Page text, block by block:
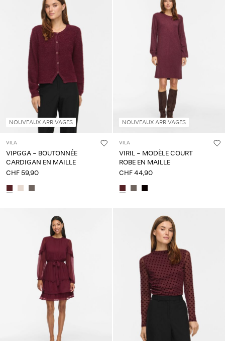
propos
Suisse
français
NOUVEAUX ARRIVAGES
VILA
VIPGGA - BOUTONNÉE
CARDIGAN EN MAILLE
CHF 59,90
NOUVEAUX ARRIVAGES
VILA
VIRIL - MODÈLE COURT
ROBE EN MAILLE
CHF 44,90